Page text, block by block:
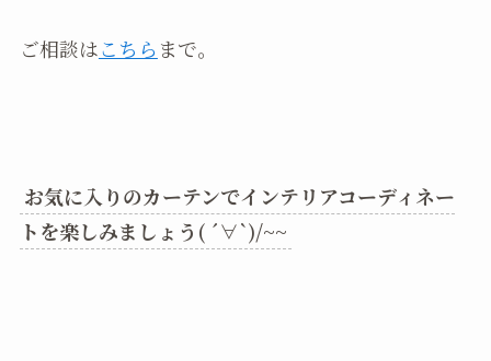
ご相談はこちらまで。
お気に入りのカーテンでインテリアコーディネー
トを楽しみましょう( ´∀`)/~~